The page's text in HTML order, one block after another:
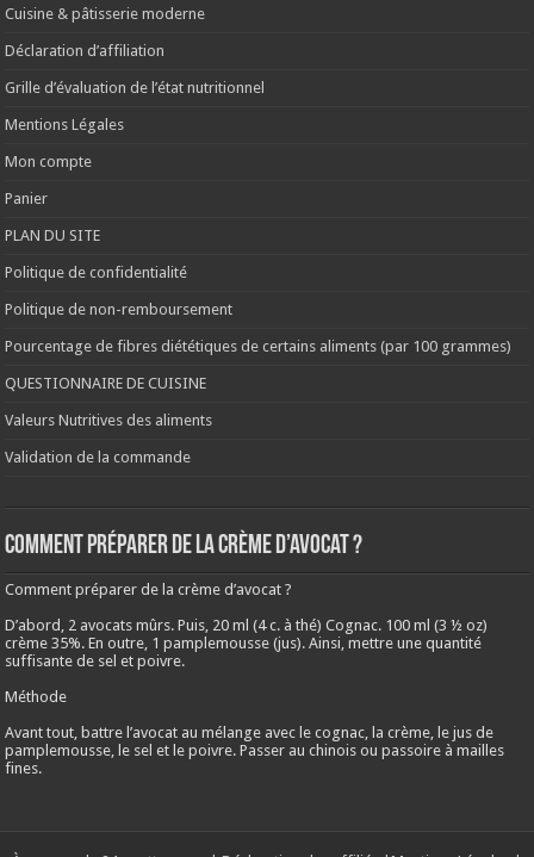
Cuisine & pâtisserie moderne
Déclaration d’affiliation
Grille d’évaluation de l’état nutritionnel
Mentions Légales
Mon compte
Panier
PLAN DU SITE
Politique de confidentialité
Politique de non-remboursement
Pourcentage de fibres diététiques de certains aliments (par 100 grammes)
QUESTIONNAIRE DE CUISINE
Valeurs Nutritives des aliments
Validation de la commande
Comment préparer de la crème d’avocat ?
Comment préparer de la crème d’avocat ?
D’abord, 2 avocats mûrs. Puis, 20 ml (4 c. à thé) Cognac. 100 ml (3 ½ oz)
crème 35%. En outre, 1 pamplemousse (jus). Ainsi, mettre une quantité
suffisante de sel et poivre.
Méthode
Avant tout, battre l’avocat au mélange avec le cognac, la crème, le jus de
pamplemousse, le sel et le poivre. Passer au chinois ou passoire à mailles
fines.